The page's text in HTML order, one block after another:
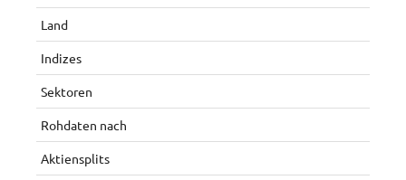
Land
Indizes
Sektoren
Rohdaten nach
Aktiensplits